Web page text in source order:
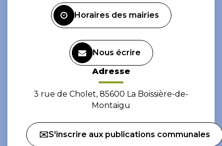
Horaires des mairies
Nous écrire
Adresse
3 rue de Cholet, 85600 La Boissière-de-
Montaigu
✉️S'inscrire aux publications communales